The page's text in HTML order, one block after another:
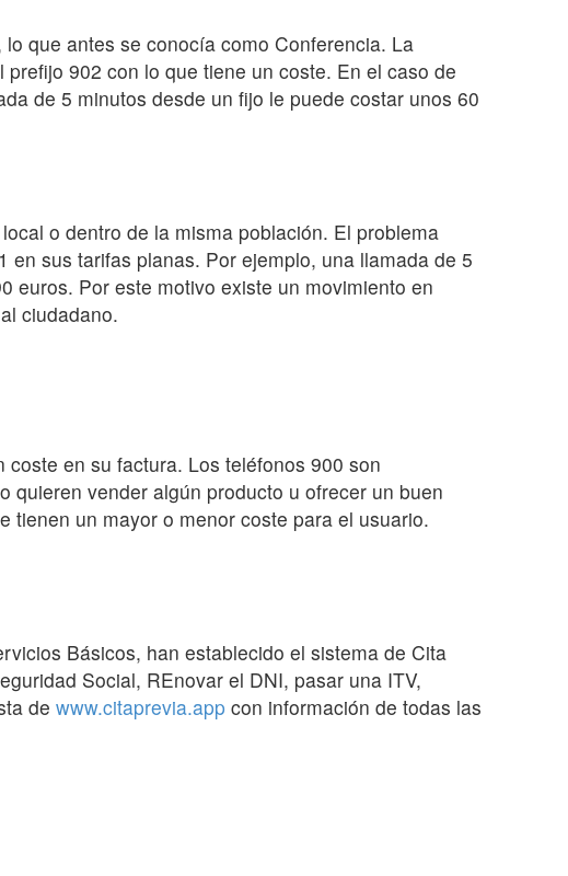
que antes se conocía como Conferencia. La
902 con lo que tiene un coste. En el caso de
de 5 minutos desde un fijo le puede costar unos 60
o dentro de la misma población. El problema
sus tarifas planas. Por ejemplo, una llamada de 5
euros. Por este motivo existe un movimiento en
ciudadano.
coste en su factura. Los teléfonos 900 son
quieren vender algún producto u ofrecer un buen
tienen un mayor o menor coste para el usuario.
Básicos, han establecido el sistema de Cita
Social, REnovar el DNI, pasar una ITV,
de www.citaprevia.app con información de todas las